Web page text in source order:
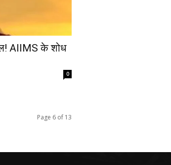
AIIMS के शोध
0
Page 6 of 13